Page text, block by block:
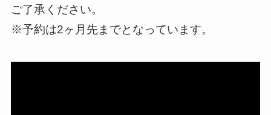
ご了承ください。
※予約は2ヶ月先までとなっています。